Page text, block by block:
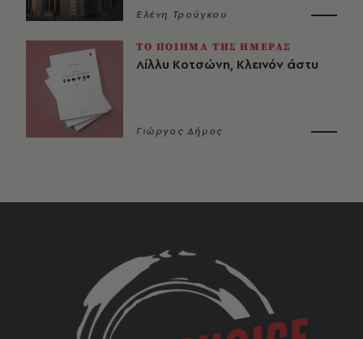
Ελένη Τρούγκου
ΤΟ ΠΟΙΗΜΑ ΤΗΣ ΗΜΕΡΑΣ
Λίλλυ Κοτσώνη, Κλεινόν άστυ
Γιώργος Δήμος